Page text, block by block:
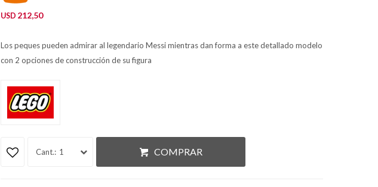
USD 212,50
Los peques pueden admirar al legendario Messi mientras dan forma a este detallado modelo
con 2 opciones de construcción de su figura
1 COMPRAR